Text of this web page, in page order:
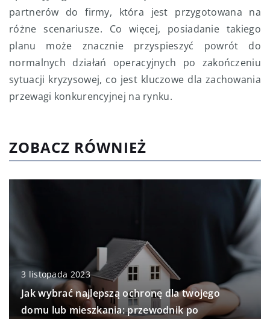
partnerów do firmy, która jest przygotowana na
różne scenariusze. Co więcej, posiadanie takiego
planu może znacznie przyspieszyć powrót do
normalnych działań operacyjnych po zakończeniu
sytuacji kryzysowej, co jest kluczowe dla zachowania
przewagi konkurencyjnej na rynku.
ZOBACZ RÓWNIEŻ
3 listopada 2023
Jak wybrać najlepszą ochronę dla twojego
domu lub mieszkania: przewodnik po